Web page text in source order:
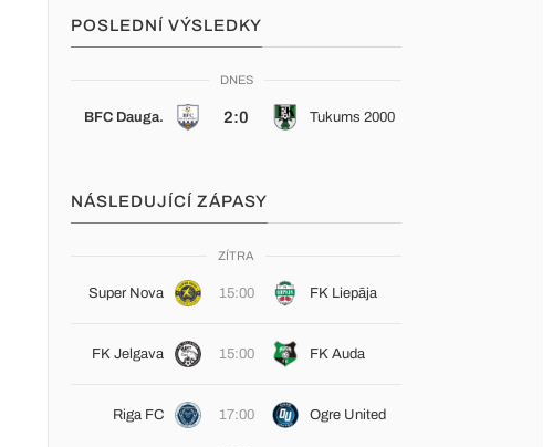
POSLEDNÍ VÝSLEDKY
DNES
BFC Dauga. 2:0 Tukums 2000
NÁSLEDUJÍCÍ ZÁPASY
ZÍTRA
Super Nova 15:00 FK Liepāja
FK Jelgava 15:00 FK Auda
Riga FC 17:00 Ogre United